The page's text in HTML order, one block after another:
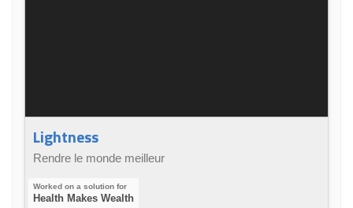
Lightness
Rendre le monde meilleur
Health Makes Wealth